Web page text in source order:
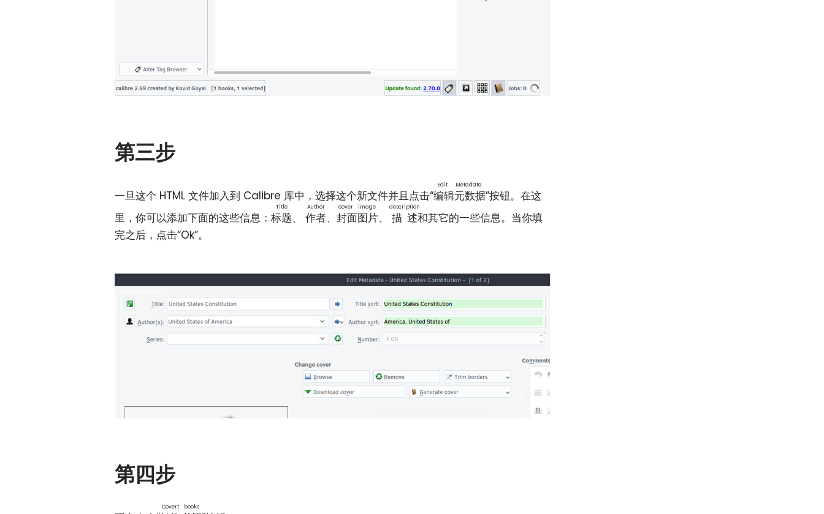
第三步
一旦这个 HTML 文件加入到 Calibre 库中，选择这个新文件并且点击“编辑元数据
Edit Metadata
”按钮。在这
里，你可以添加下面的这些信息： 标题
Title
、 作者
Author
、 封面图片
cover image
、 描述
description
和其它的一些信息。当你填
完之后，点击“Ok”。
第四步
Covert books